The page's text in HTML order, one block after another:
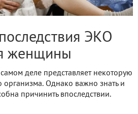
ЭКО
женщины
деле представляет некоторую
организма. Однако важно знать и
причинить впоследствии.